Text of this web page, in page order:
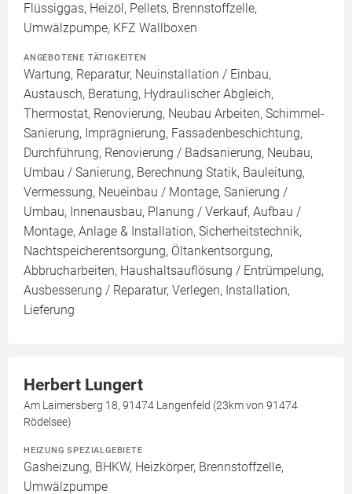
Flüssiggas, Heizöl, Pellets, Brennstoffzelle,
Umwälzpumpe, KFZ Wallboxen
ANGEBOTENE TÄTIGKEITEN
Wartung, Reparatur, Neuinstallation / Einbau,
Austausch, Beratung, Hydraulischer Abgleich,
Thermostat, Renovierung, Neubau Arbeiten, Schimmel-
Sanierung, Imprägnierung, Fassadenbeschichtung,
Durchführung, Renovierung / Badsanierung, Neubau,
Umbau / Sanierung, Berechnung Statik, Bauleitung,
Vermessung, Neueinbau / Montage, Sanierung /
Umbau, Innenausbau, Planung / Verkauf, Aufbau /
Montage, Anlage & Installation, Sicherheitstechnik,
Nachtspeicherentsorgung, Öltankentsorgung,
Abbrucharbeiten, Haushaltsauflösung / Entrümpelung,
Ausbesserung / Reparatur, Verlegen, Installation,
Lieferung
Herbert Lungert
Am Laimersberg 18, 91474 Langenfeld (23km von 91474
Rödelsee)
HEIZUNG SPEZIALGEBIETE
Gasheizung, BHKW, Heizkörper, Brennstoffzelle,
Umwälzpumpe